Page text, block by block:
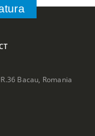
Bacau, Romania